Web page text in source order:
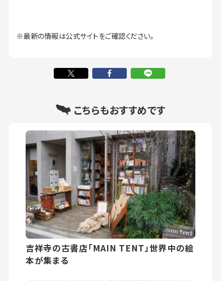
※最新の情報は公式サイトをご確認ください。
こちらもおすすめです
吉祥寺の古書店「MAIN TENT」世界中の絵
本が集まる